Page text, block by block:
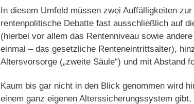
In diesem Umfeld müssen zwei Auffälligkeiten
rentenpolitische Debatte fast ausschließlich auf
(hierbei vor allem das Rentenniveau sowie
einmal – das gesetzliche Renteneintrittsalter),
Altersvorsorge („zweite Säule“) und mit Abstand
Kaum bis gar nicht in den Blick genommen wird
einem ganz eigenen Alterssicherungssystem